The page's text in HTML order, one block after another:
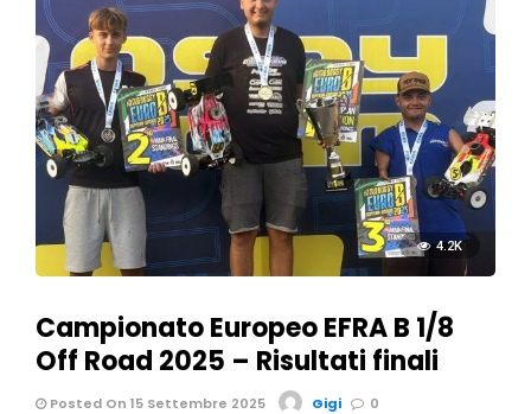
4.2K
Campionato Europeo EFRA B 1/8
Off Road 2025 – Risultati finali
Posted On 15 Settembre 2025 Gigi 0